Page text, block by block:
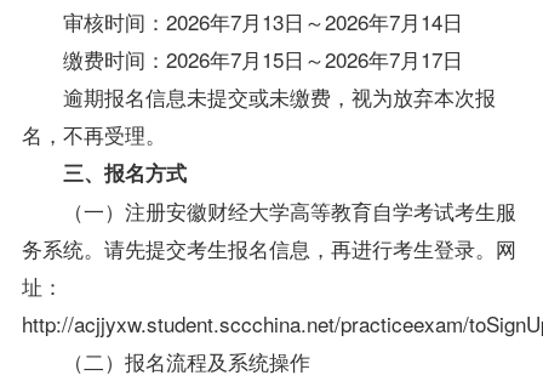
审核时间： 2026年7月13日～2026年7月14日
缴费时间： 2026年7月15日～2026年7月17日
逾期报名信息未提交或未缴费，视为放弃本次报
名，不再受理。
三、报名方式
（一）注册安徽财经大学高等教育自学考试考生服
务系统。请先提交考生报名信息，再进行考生登录。网
址：
http://acjjyxw.student.sccchina.net/practiceexam/
（二）报名流程及系统操作